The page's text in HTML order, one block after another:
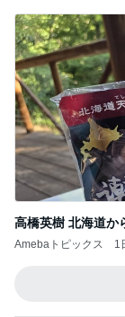
高橋英樹 北海道か
Amebaトピックス 1